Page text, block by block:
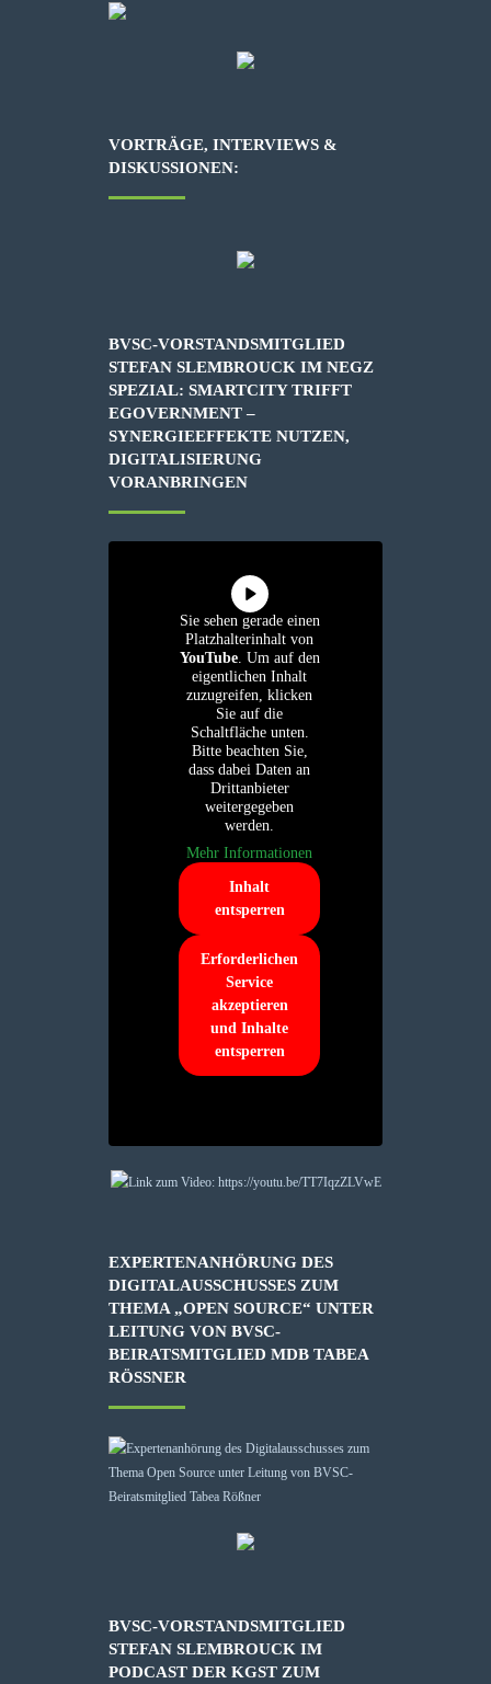
VORTRÄGE, INTERVIEWS &
DISKUSSIONEN:
BVSC-VORSTANDSMITGLIED
STEFAN SLEMBROUCK IM NEGZ
SPEZIAL: SMARTCITY TRIFFT
EGOVERNMENT –
SYNERGIEEFFEKTE NUTZEN,
DIGITALISIERUNG
VORANBRINGEN
Sie sehen gerade einen
Platzhalterinhalt von
YouTube. Um auf den
eigentlichen Inhalt
zuzugreifen, klicken
Sie auf die
Schaltfläche unten.
Bitte beachten Sie,
dass dabei Daten an
Drittanbieter
weitergegeben
werden.
Mehr Informationen
Inhalt
entsperren
Erforderlichen
Service
akzeptieren
und Inhalte
entsperren
EXPERTENANHÖRUNG DES
DIGITALAUSSCHUSSES ZUM
THEMA „OPEN SOURCE“ UNTER
LEITUNG VON BVSC-
BEIRATSMITGLIED MDB TABEA
RÖSSNER
BVSC-VORSTANDSMITGLIED
STEFAN SLEMBROUCK IM
PODCAST DER KGST ZUM